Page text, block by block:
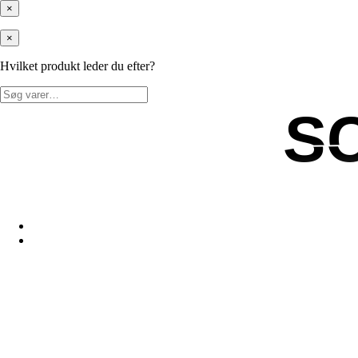
×
×
Hvilket produkt leder du efter?
Søg
efter: